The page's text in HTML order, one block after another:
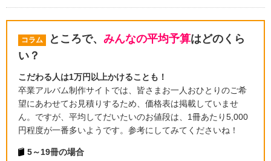
コラム ところで、 みんなの平均予算はどのくら
い？
こだわる人は1万円以上かけることも！
卒業アルバム制作サイトでは、皆さまお一人おひとりのご希
望にあわせてお見積りするため、価格表は掲載していませ
ん。ですが、平均してだいたいのお値段は、1冊あたり5,000
円程度が一番多いようです。参考にしてみてくださいね！
5～19冊の場合